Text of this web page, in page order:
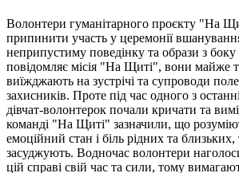
Волонтери гуманітарного проєкту "На
припинити участь у церемонії
неприпустиму поведінку та образи з
повідомляє місія "На Щиті", вони майже
виїжджають на зустрічі та супроводи
захисників. Проте під час одного з
дівчат-волонтерок почали кричати та
команді "На Щиті" зазначили, що
емоційний стан і біль рідних та
засуджують. Водночас волонтери
цій справі свій час та сили, тому